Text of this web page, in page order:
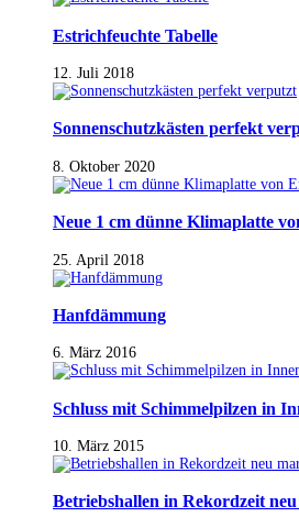
Estrichfeuchte Tabelle
12. Juli 2018
Sonnenschutzkästen perfekt
8. Oktober 2020
Neue 1 cm dünne Klimaplatte
25. April 2018
Hanfdämmung
6. März 2016
Schluss mit Schimmelpilzen in
10. März 2015
Betriebshallen in Rekordzeit